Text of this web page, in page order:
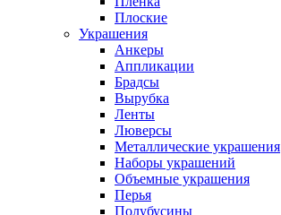
Плоские
Украшения
Анкеры
Аппликации
Брадсы
Вырубка
Ленты
Люверсы
Металлические украшения
Наборы украшений
Объемные украшения
Перья
Полубусины